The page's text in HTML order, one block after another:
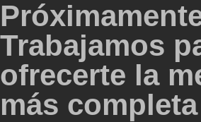
Trabajamos
ofrecerte la
más